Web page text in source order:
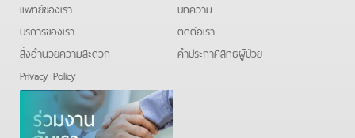
แพทย์ของเรา
บริการของเรา
สิ่งอำนวยความสะดวก
Privacy Policy
บทความ
ติดต่อเรา
คําประกาศสิทธิผู้ป่วย